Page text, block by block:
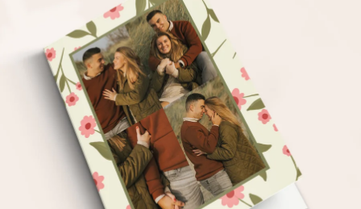
4,8 (+15 000 arvostelun perusteella)
Lahjamme inspiroivat. Asiakkaiden arvosana on 4,8 Google
Reviewsissä.
Ilmainen tervehdyskortti
Tilaa tänään – personoitu lahja valmistuu ja lähtee matkaan
nopeammin kuin ehdit sanoa “yllätys!”